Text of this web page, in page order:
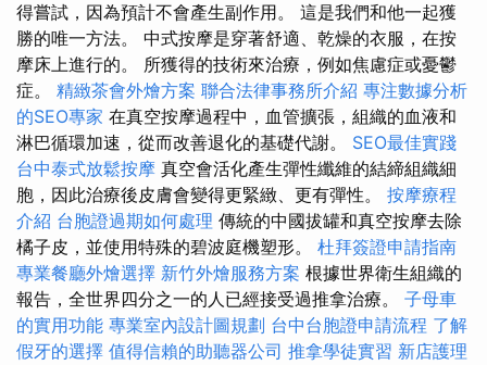
得嘗試，因為預計不會產生副作用。 這是我們和他一起獲
勝的唯一方法。 中式按摩是穿著舒適、乾燥的衣服，在按
摩床上進行的。 所獲得的技術來治療，例如焦慮症或憂鬱
症。 精緻茶會外燴方案 聯合法律事務所介紹 專注數據分析
的SEO專家 在真空按摩過程中，血管擴張，組織的血液和
淋巴循環加速，從而改善退化的基礎代謝。 SEO最佳實踐
台中泰式放鬆按摩 真空會活化產生彈性纖維的結締組織細
胞，因此治療後皮膚會變得更緊緻、更有彈性。 按摩療程
介紹 台胞證過期如何處理 傳統的中國拔罐和真空按摩去除
橘子皮，並使用特殊的碧波庭機塑形。 杜拜簽證申請指南
專業餐廳外燴選擇 新竹外燴服務方案 根據世界衛生組織的
報告，全世界四分之一的人已經接受過推拿治療。 子母車
的實用功能 專業室內設計圖規劃 台中台胞證申請流程 了解
假牙的選擇 值得信賴的助聽器公司 推拿學徒實習 新店護理